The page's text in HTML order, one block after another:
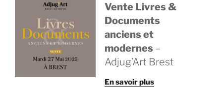
Vente Livres &
Documents
anciens et
modernes –
Adjug’Art Brest
En savoir plus